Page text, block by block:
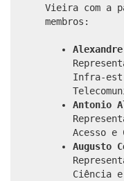
Vieira com a
membros:
Infra-
Antonio
Acesso e
Augusto
Ciência